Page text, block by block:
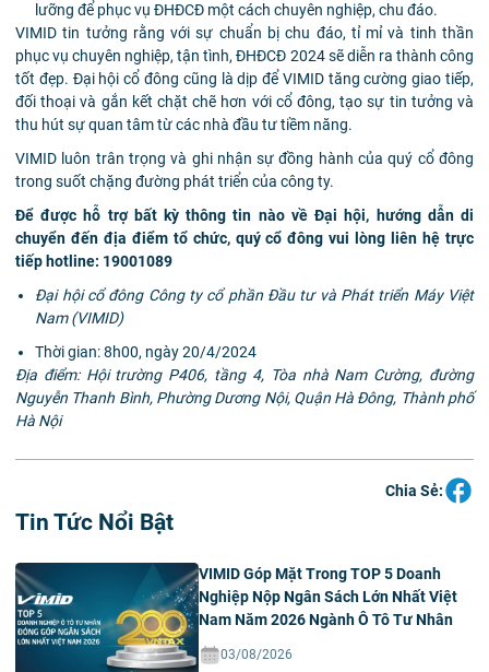
lưỡng để phục vụ ĐHĐCĐ một cách chuyên nghiệp, chu đáo.
VIMID tin tưởng rằng với sự chuẩn bị chu đáo, tỉ mỉ và tinh thần
phục vụ chuyên nghiệp, tận tình, ĐHĐCĐ 2024 sẽ diễn ra thành công
tốt đẹp. Đại hội cổ đông cũng là dịp để VIMID tăng cường giao tiếp,
đối thoại và gắn kết chặt chẽ hơn với cổ đông, tạo sự tin tưởng và
thu hút sự quan tâm từ các nhà đầu tư tiềm năng.
VIMID luôn trân trọng và ghi nhận sự đồng hành của quý cổ đông
trong suốt chặng đường phát triển của công ty.
Để được hỗ trợ bất kỳ thông tin nào về Đại hội, hướng dẫn di
chuyển đến địa điểm tổ chức, quý cổ đông vui lòng liên hệ trực
tiếp hotline: 19001089
Đại hội cổ đông Công ty cổ phần Đầu tư và Phát triển Máy Việt
Nam (VIMID)
Thời gian: 8h00, ngày 20/4/2024
Địa điểm: Hội trường P406, tầng 4, Tòa nhà Nam Cường, đường
Nguyễn Thanh Bình, Phường Dương Nội, Quận Hà Đông, Thành phố
Hà Nội
Chia Sẻ:
Tin Tức Nổi Bật
VIMID Góp Mặt Trong TOP 5 Doanh
Nghiệp Nộp Ngân Sách Lớn Nhất Việt
Nam Năm 2026 Ngành Ô Tô Tư Nhân
03/08/2026